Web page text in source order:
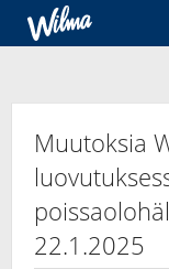
Muutoksia
22.1.2025